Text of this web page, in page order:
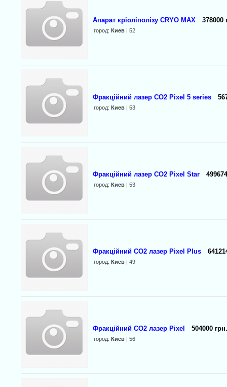
Апарат кріоліполізу CRYO MAX 378000
город: Киев| 52
Фракційний лазер СО2 Pixel 5 series
город: Киев| 53
Фракційний лазер СО2 Pixel Star
город: Киев| 53
Фракційний СО2 лазер Pixel Plus
город: Киев| 49
Фракційний СО2 лазер Pixel 504000 грн.
город: Киев| 56